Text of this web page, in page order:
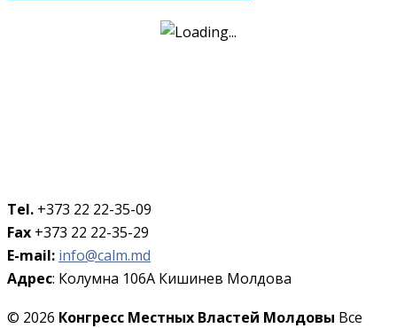
Tel. +373 22 22-35-09
Fax +373 22 22-35-29
E-mail: info@calm.md
Адрес: Колумна 106A Кишинев Молдова
© 2026 Конгресс Местных Властей Молдовы Все